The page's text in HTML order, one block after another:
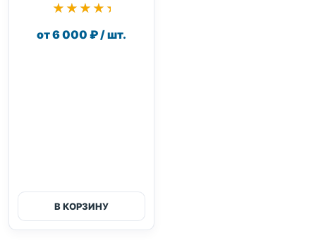
★★★★★
★★★★★
от 6 000 ₽ / шт.
В КОРЗИНУ